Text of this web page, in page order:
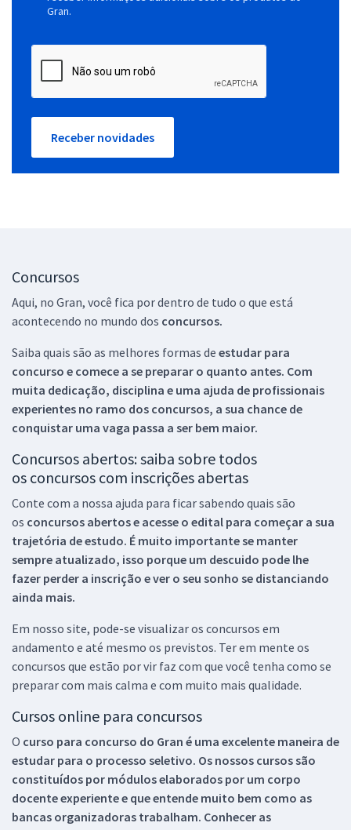
Gran.
Receber novidades
Concursos
Aqui, no Gran, você fica por dentro de tudo o que está
acontecendo no mundo dos concursos.
Saiba quais são as melhores formas de estudar para
concurso e comece a se preparar o quanto antes. Com
muita dedicação, disciplina e uma ajuda de profissionais
experientes no ramo dos concursos, a sua chance de
conquistar uma vaga passa a ser bem maior.
Concursos abertos: saiba sobre todos
os concursos com inscrições abertas
Conte com a nossa ajuda para ficar sabendo quais são
os concursos abertos e acesse o edital para começar a sua
trajetória de estudo. É muito importante se manter
sempre atualizado, isso porque um descuido pode lhe
fazer perder a inscrição e ver o seu sonho se distanciando
ainda mais.
Em nosso site, pode-se visualizar os concursos em
andamento e até mesmo os previstos. Ter em mente os
concursos que estão por vir faz com que você tenha como se
preparar com mais calma e com muito mais qualidade.
Cursos online para concursos
O curso para concurso do Gran é uma excelente maneira de
estudar para o processo seletivo. Os nossos cursos são
constituídos por módulos elaborados por um corpo
docente experiente e que entende muito bem como as
bancas organizadoras trabalham. Conhecer as